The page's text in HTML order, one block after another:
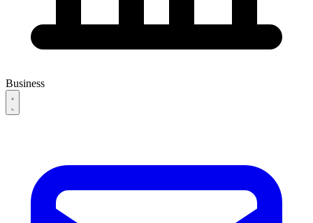
Business